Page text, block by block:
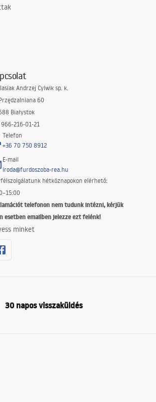
Andrzej Cylwik sp. k.
60
Białystok
966-216-01-21
Telefon
+36 70 750 8912
E-mail
iroda@furdoszoba-rea.hu
hétköznapokon elérhető:
telefonon nem tudunk intézni, kérjük
esetben emailben jelezze ezt felénk!
minket
30 napos visszaküldés